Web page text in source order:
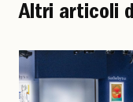
Altri articoli